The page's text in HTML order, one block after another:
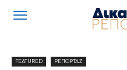
FEATURED ΡΕΠΟΡΤΑΖ